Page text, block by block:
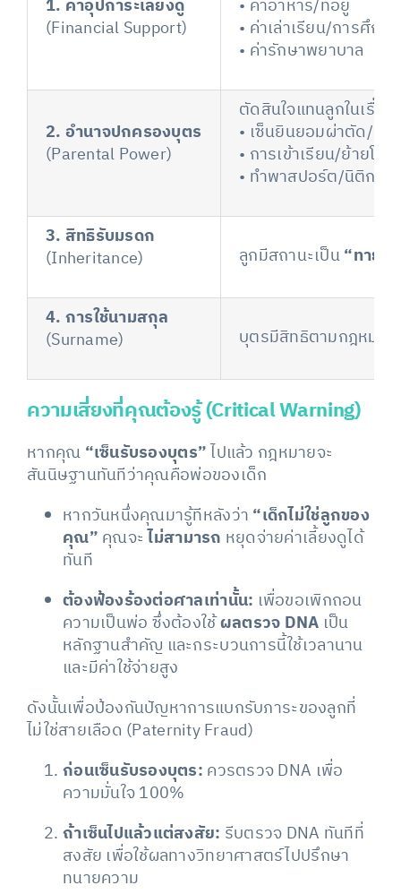
1. ค่าอุปการะเลี้ยงดู
(Financial Support)
• ค่าอาหาร/ที่อยู่
• ค่าเล่าเรียน/การศึกษา
• ค่ารักษาพยาบาล
2. อำนาจปกครองบุตร
(Parental Power)
ตัดสินใจแทนลูกในเรื่อ
• เซ็นยินยอมผ่าตัด/รัก
• การเข้าเรียน/ย้ายโรง
• ทำพาสปอร์ต/นิติกรร
3. สิทธิรับมรดก
(Inheritance)
ลูกมีสถานะเป็น“ทายา
4. การใช้นามสกุล
(Surname)
บุตรมีสิทธิตามกฎหมาย
ความเสี่ยงที่คุณต้องรู้ (Critical Warning)
หากคุณ “เซ็นรับรองบุตร”ไปแล้ว กฎหมายจะ
สันนิษฐานทันทีว่าคุณคือพ่อของเด็ก
หากวันหนึ่งคุณมารู้ทีหลังว่า “เด็กไม่ใช่ลูกของ
คุณ” คุณจะไม่สามารถ หยุดจ่ายค่าเลี้ยงดูได้
ทันที
ต้องฟ้องร้องต่อศาลเท่านั้น: เพื่อขอเพิกถอน
ความเป็นพ่อ ซึ่งต้องใช้ผลตรวจ DNA เป็น
หลักฐานสำคัญ และกระบวนการนี้ใช้เวลานาน
และมีค่าใช้จ่ายสูง
ดังนั้นเพื่อป้องกันปัญหาการแบกรับภาระของลูกที่
ไม่ใช่สายเลือด (Paternity Fraud)
ก่อนเซ็นรับรองบุตร: ควรตรวจ DNA เพื่อ
ความมั่นใจ 100%
ถ้าเซ็นไปแล้วแต่สงสัย: รีบตรวจ DNA ทันทีที่
สงสัย เพื่อใช้ผลทางวิทยาศาสตร์ไปปรึกษา
ทนายความ